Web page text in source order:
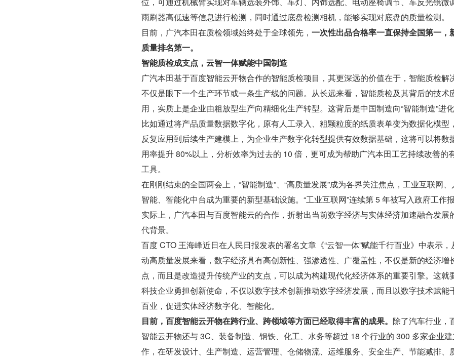
雨刷器高低速等信息进行检测，同时通过底盘检测相机，能够实现对底盘的质量检测。
目前，广汽本田在质检领域始终处于全球领先， 一次性出品合格率一直保持全国第一，
质量排名第一。
智能质检成支点，云智一体赋能中国制造
广汽本田基于百度智能云开物合作的智能质检项目，其更深远的价值在于，智能质检解
不仅是眼下一个生产环节或一条生产线的问题。从长远来看，智能质检及其背后的技术
用，实质上是企业由粗放型生产向精细化生产转型。这背后是中国制造向“智能制造”进
比如通过将产品质量数据数字化，原有人工录入、粗颗粒度的纸质表单变为数据化模型
反复应用到后续生产建模上，为企业生产数字化转型提供有效数据基础，这将可以将数
用率提升 80%以上，分析效率为过去的 10 倍，更可成为帮助广汽本田工艺持续改善的
工具。
在刚刚结束的全国两会上，“智能制造”、“高质量发展”成为各界关注焦点，工业互联网
智能、智能化中台成为重要的新型基础设施。“工业互联网”连续第 5 年被写入政府工作
实际上，广汽本田与百度智能云的合作，折射出当前数字经济与实体经济加速融合发展
代背景。
百度 CTO 王海峰近日在人民日报发表的署名文章《“云智一体”赋能千行百业》中表示，
动高质量发展来看，数字经济具有高创新性、强渗透性、广覆盖性，不仅是新的经济增
点，而且是改造提升传统产业的支点，可以成为构建现代化经济体系的重要引擎。这就
科技企业勇担创新使命，不仅以数字技术创新推动数字经济发展，而且以数字技术赋能
百业，促进实体经济数字化、智能化。
目前，百度智能云开物在跨行业、跨领域等方面已经取得丰富的成果。 除了汽车行业，
智能云开物还与 3C、装备制造、钢铁、化工、水务等超过 18 个行业的 300 多家企业
作，在研发设计、生产制造、运营管理、仓储物流、运维服务、安全生产、节能减排、